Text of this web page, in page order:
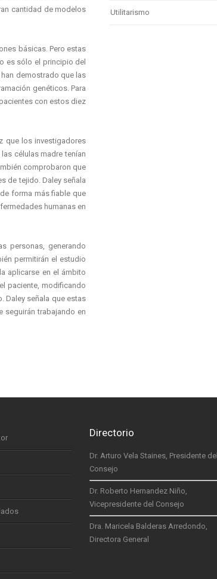
cantidad de modelos
básicas. Pero estas
es sólo el principio del
demostrado que las
genéticos. Para
con estos diez
que los investigadores
células madre tenían
comprobaron que
de tejido. Daley señala
forma más fiable que
humanas en
personas, generando
permitirán el estudio
aplicarse en el ámbito
paciente, modificando
Daley señala que estas
seguirán trabajando en
Utilitarismo
Directorio
Dr. Arturo Vela Staines, Presidente del
Consejo
Dr. Roberto Hernandez Niño,
Vicepresidente del Consejo
Dra. Maricela Balderas Arredondo,
Directora General